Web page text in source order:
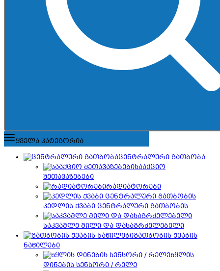
ყველა კატეგორია
ცენტრალური გათბობა
სააქციო
შეთავაზებები
რადიატორები
კედლის ქვაბი ცენტრალური გათბობის
საკვამლე მილი და დასაგრძელებელი
გათბობის ქვაბის
ნაწილები
წყლის
დინების სენსორი / რელე